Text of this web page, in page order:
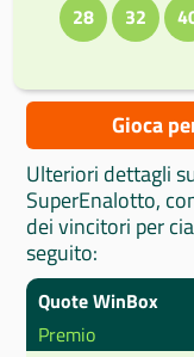
28 32
Gioca
Ulteriori dettagli
SuperEnalotto,
dei vincitori per
seguito:
Quote WinBox
Premio